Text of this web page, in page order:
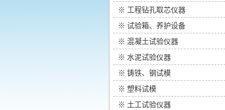
※ 工程钻孔取芯仪器
※ 试验箱、养护设备
※ 混凝土试验仪器
※ 水泥试验仪器
※ 铸铁、钢试模
※ 塑料试模
※ 土工试验仪器